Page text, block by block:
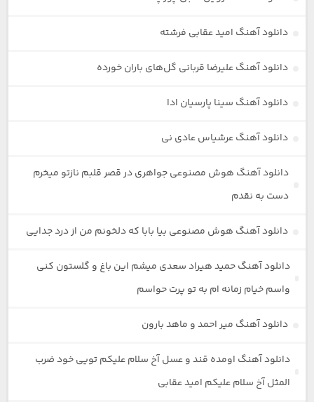
دانلود آهنگ امید عقابی فرشته
دانلود آهنگ علیرضا قربانی گل‌های باران خورده
دانلود آهنگ سینا پارسیان ادا
دانلود آهنگ عرشیاس عادی نی
دانلود آهنگ هوش مصنوعی جواهری در قصر قلبم نازتو میخرم
دست به نقدم
دانلود آهنگ هوش مصنوعی بیا بابا که دلخونم من از درد جدایی
دانلود آهنگ حمید هیراد سعدی میشم این باغ و گلستون کنی
واسم خیام زمانه ام به تو پرت حواسم
دانلود آهنگ میر احمد و ماهد بارون
دانلود آهنگ اومده قند و عسل آخ سلام علیکم تویی خود ضرب
المثل آخ سلام علیکم امید عقابی